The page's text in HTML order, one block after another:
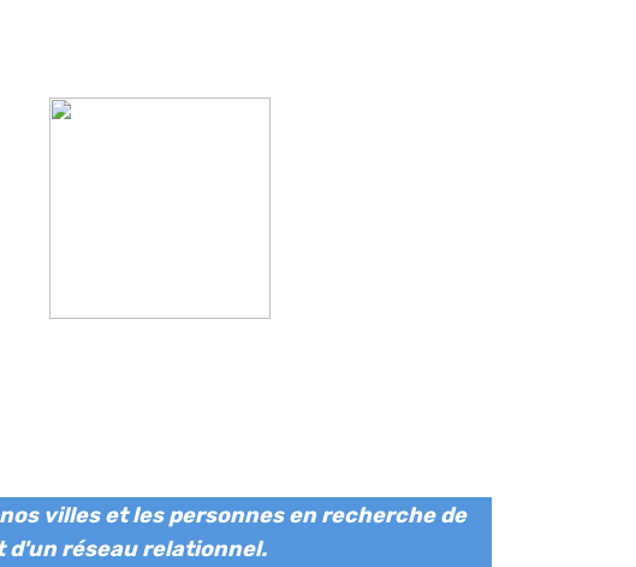
villes et les personnes en recherche de
d'un réseau relationnel.